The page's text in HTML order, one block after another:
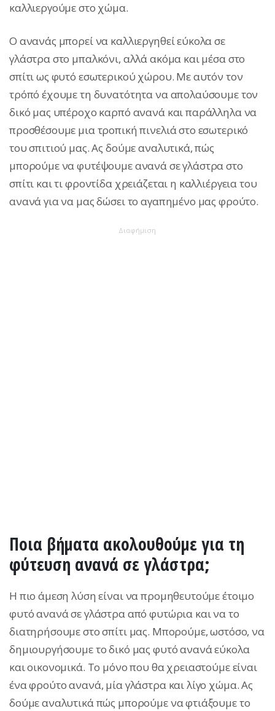
καλλιεργούμε στο χώμα.
Ο ανανάς μπορεί να καλλιεργηθεί εύκολα σε
γλάστρα στο μπαλκόνι, αλλά ακόμα και μέσα στο
σπίτι ως φυτό εσωτερικού χώρου. Με αυτόν τον
τρόπό έχουμε τη δυνατότητα να απολαύσουμε τον
δικό μας υπέροχο καρπό ανανά και παράλληλα να
προσθέσουμε μια τροπική πινελιά στο εσωτερικό
του σπιτιού μας. Ας δούμε αναλυτικά, πώς
μπορούμε να φυτέψουμε ανανά σε γλάστρα στο
σπίτι και τι φροντίδα χρειάζεται η καλλιέργεια του
ανανά για να μας δώσει το αγαπημένο μας φρούτο.
Διαφήμιση
Ποια βήματα ακολουθούμε για τη
φύτευση ανανά σε γλάστρα;
Η πιο άμεση λύση είναι να προμηθευτούμε έτοιμο
φυτό ανανά σε γλάστρα από φυτώρια και να το
διατηρήσουμε στο σπίτι μας. Μπορούμε, ωστόσο, να
δημιουργήσουμε το δικό μας φυτό ανανά εύκολα
και οικονομικά. Το μόνο που θα χρειαστούμε είναι
ένα φρούτο ανανά, μία γλάστρα και λίγο χώμα. Ας
δούμε αναλυτικά πώς μπορούμε να φτιάξουμε το